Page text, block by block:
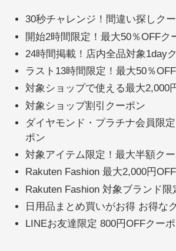
30秒チャレンジ！間違い探しク
開始2時間限定！最大50％OFFク
24時間掲載！店内全品対象1day
ラスト13時間限定！最大50％
対象ショップで使える最大2,000
対象ショップ割引クーポン
ダイヤモンド・プラチナ会員限
ポン
対象アイテム限定！最大半額ク
Rakuten Fashion 最大2,000円
Rakuten Fashion 対象ブランド限
日用品まとめ買いがお得 お得な
LINEお友達限定 800円OFFクー